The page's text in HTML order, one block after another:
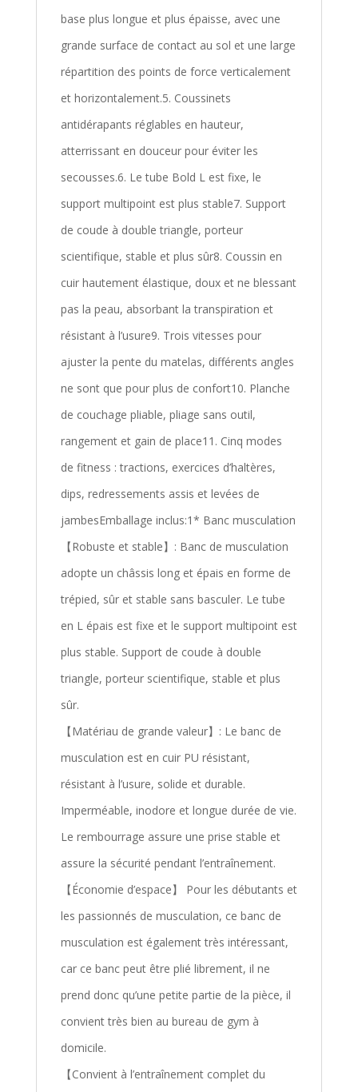
base plus longue et plus épaisse, avec une
grande surface de contact au sol et une large
répartition des points de force verticalement
et horizontalement.5. Coussinets
antidérapants réglables en hauteur,
atterrissant en douceur pour éviter les
secousses.6. Le tube Bold L est fixe, le
support multipoint est plus stable7. Support
de coude à double triangle, porteur
scientifique, stable et plus sûr8. Coussin en
cuir hautement élastique, doux et ne blessant
pas la peau, absorbant la transpiration et
résistant à l’usure9. Trois vitesses pour
ajuster la pente du matelas, différents angles
ne sont que pour plus de confort10. Planche
de couchage pliable, pliage sans outil,
rangement et gain de place11. Cinq modes
de fitness : tractions, exercices d’haltères,
dips, redressements assis et levées de
jambesEmballage inclus:1* Banc musculation
【Robuste et stable】: Banc de musculation
adopte un châssis long et épais en forme de
trépied, sûr et stable sans basculer. Le tube
en L épais est fixe et le support multipoint est
plus stable. Support de coude à double
triangle, porteur scientifique, stable et plus
sûr.
【Matériau de grande valeur】: Le banc de
musculation est en cuir PU résistant,
résistant à l’usure, solide et durable.
Imperméable, inodore et longue durée de vie.
Le rembourrage assure une prise stable et
assure la sécurité pendant l’entraînement.
【Économie d’espace】 Pour les débutants et
les passionnés de musculation, ce banc de
musculation est également très intéressant,
car ce banc peut être plié librement, il ne
prend donc qu’une petite partie de la pièce, il
convient très bien au bureau de gym à
domicile.
【Convient à l’entraînement complet du